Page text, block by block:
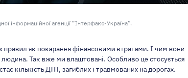
інформаційної агенції ”Інтерфакс-Україна”.
як покарання фінансовими втратами. І чим вони
людина. Так вже ми влаштовані. Особливо це стосується
кількість ДТП, загиблих і травмованих на дорогах.